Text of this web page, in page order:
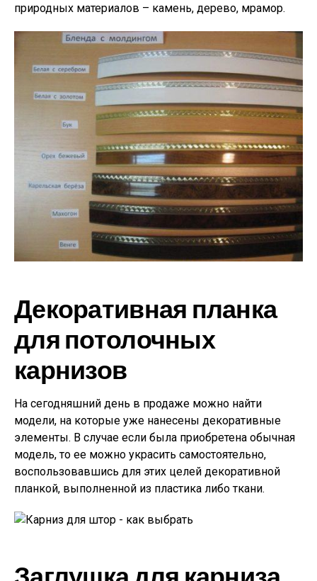
природных материалов – камень, дерево, мрамор.
Декоративная планка
для потолочных
карнизов
На сегодняшний день в продаже можно найти
модели, на которые уже нанесены декоративные
элементы. В случае если была приобретена обычная
модель, то ее можно украсить самостоятельно,
воспользовавшись для этих целей декоративной
планкой, выполненной из пластика либо ткани.
Заглушка для карниза